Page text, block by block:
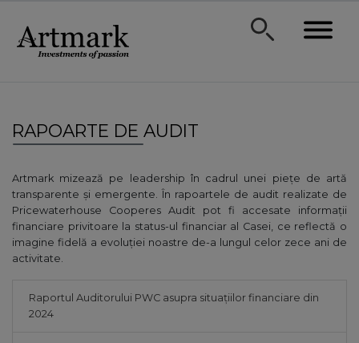
RAPOARTE DE AUDIT
Artmark mizează pe leadership în cadrul unei piețe de artă
transparente și emergente. În rapoartele de audit realizate de
Pricewaterhouse Cooperes Audit pot fi accesate informații
financiare privitoare la status-ul financiar al Casei, ce reflectă o
imagine fidelă a evoluției noastre de-a lungul celor zece ani de
activitate.
Raportul Auditorului PWC asupra situațiilor financiare din
2024